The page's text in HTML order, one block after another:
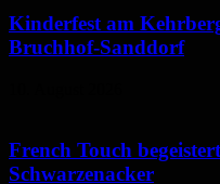
Kinderfest am
Bruchhof-Sanddorf
French Touch
Schwarzenacker